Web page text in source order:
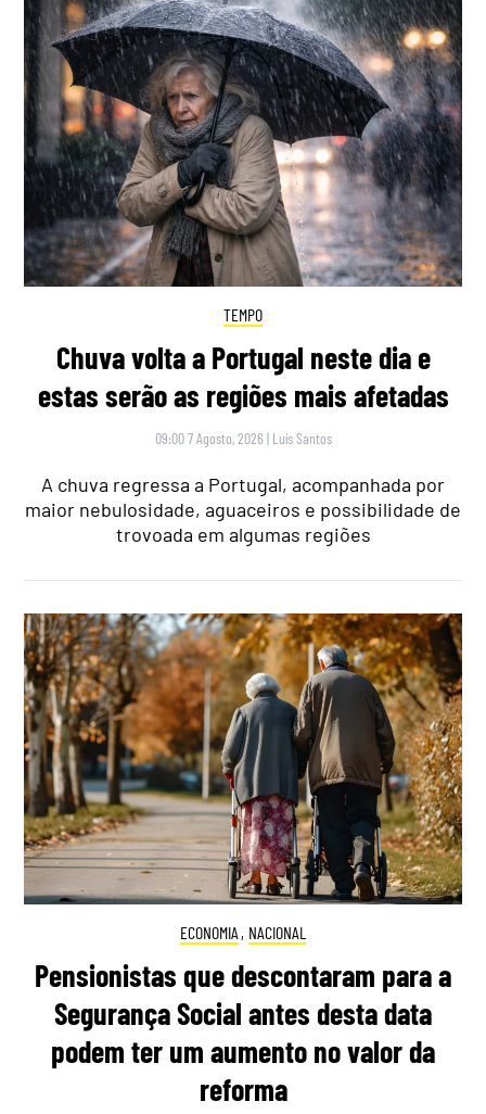
TEMPO
Chuva volta a Portugal neste dia e
estas serão as regiões mais afetadas
09:00 7 Agosto, 2026 | Luís Santos
A chuva regressa a Portugal, acompanhada por
maior nebulosidade, aguaceiros e possibilidade de
trovoada em algumas regiões
ECONOMIA , NACIONAL
Pensionistas que descontaram para a
Segurança Social antes desta data
podem ter um aumento no valor da
reforma